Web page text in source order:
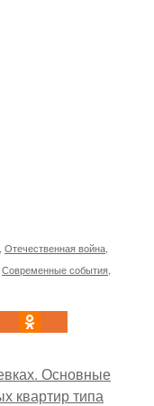
Отечественная война
Современные события